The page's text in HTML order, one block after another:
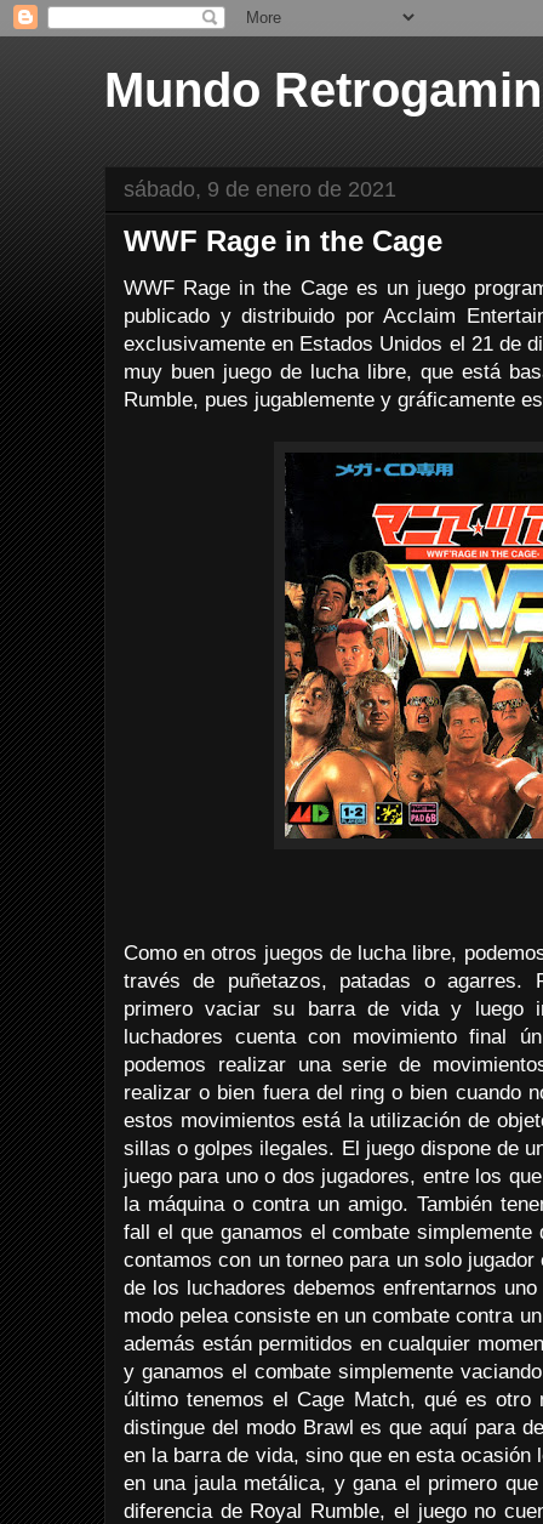
Mundo
sábado, 9 de enero de 2021
WWF Rage in the Cage
WWF Rage in the Cage es un juego
publicado y distribuido por Acclaim
exclusivamente en Estados Unidos el 21 de
muy buen juego de lucha libre, que está
Rumble, pues jugablemente y gráficamente
Como en otros juegos de lucha libre,
través de puñetazos, patadas o agarres.
primero vaciar su barra de vida y luego
luchadores cuenta con movimiento final
podemos realizar una serie de
realizar o bien fuera del ring o bien cuando
estos movimientos está la utilización de
sillas o golpes ilegales. El juego dispone de
juego para uno o dos jugadores, entre los
la máquina o contra un amigo. También
fall el que ganamos el combate simplemente
contamos con un torneo para un solo
de los luchadores debemos enfrentarnos
modo pelea consiste en un combate contra
además están permitidos en cualquier
y ganamos el combate simplemente
último tenemos el Cage Match, qué es
distingue del modo Brawl es que aquí para
en la barra de vida, sino que en esta
en una jaula metálica, y gana el primero
diferencia de Royal Rumble, el juego no